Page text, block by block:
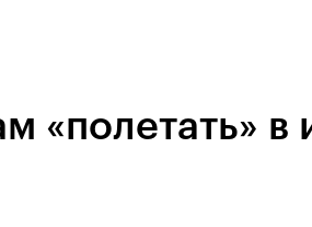
«полетать» в